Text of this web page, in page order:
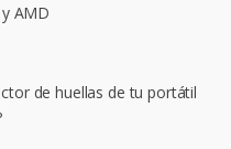
AMD
de huellas de tu portátil